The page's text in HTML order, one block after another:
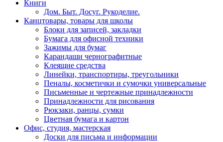
Книги
Дом. Быт. Досуг. Рукоделие.
Канцтовары, товары для школы
Блоки для записей, закладки
Бумага для офисной техники
Зажимы для бумаг
Карандаши чернографитные
Клеящие средства
Линейки, транспортиры, треугольники
Пеналы, косметички и сумочки универсальные
Письменные и чертежные принадлежности
Принадлежности для рисования
Рюкзаки, ранцы, сумки
Цветная бумага и картон
Офис, студия, мастерская
Доски для письма и информации